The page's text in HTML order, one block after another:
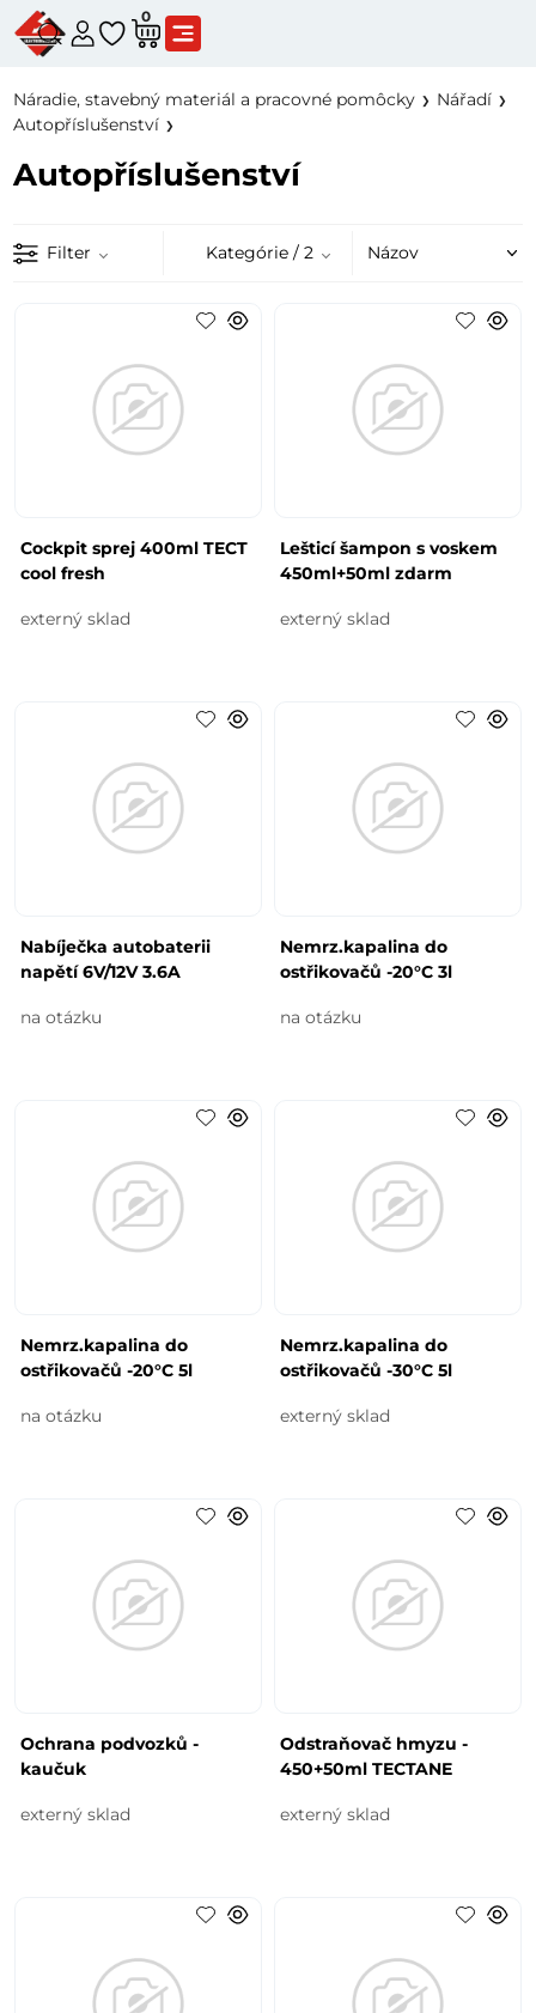
0
Náradie, stavebný materiál a pracovné pomôcky
Nářadí
Autopříslušenství
Autopříslušenství
Filter Kategórie / 2
Cockpit sprej 400ml TECT
cool fresh
externý sklad
Lešticí šampon s voskem
450ml+50ml zdarm
externý sklad
Nabíječka autobaterii
napětí 6V/12V 3.6A
na otázku
Nemrz.kapalina do
ostřikovačů -20°C 3l
na otázku
Nemrz.kapalina do
ostřikovačů -20°C 5l
na otázku
Nemrz.kapalina do
ostřikovačů -30°C 5l
externý sklad
Ochrana podvozků -
kaučuk
externý sklad
Odstraňovač hmyzu -
450+50ml TECTANE
externý sklad